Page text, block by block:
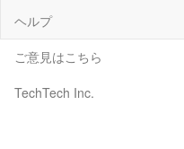
ヘルプ
ご意見はこちら
TechTech Inc.